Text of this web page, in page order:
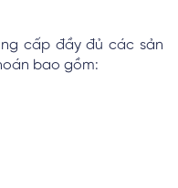
cấp đầy đủ các sản
bao gồm: